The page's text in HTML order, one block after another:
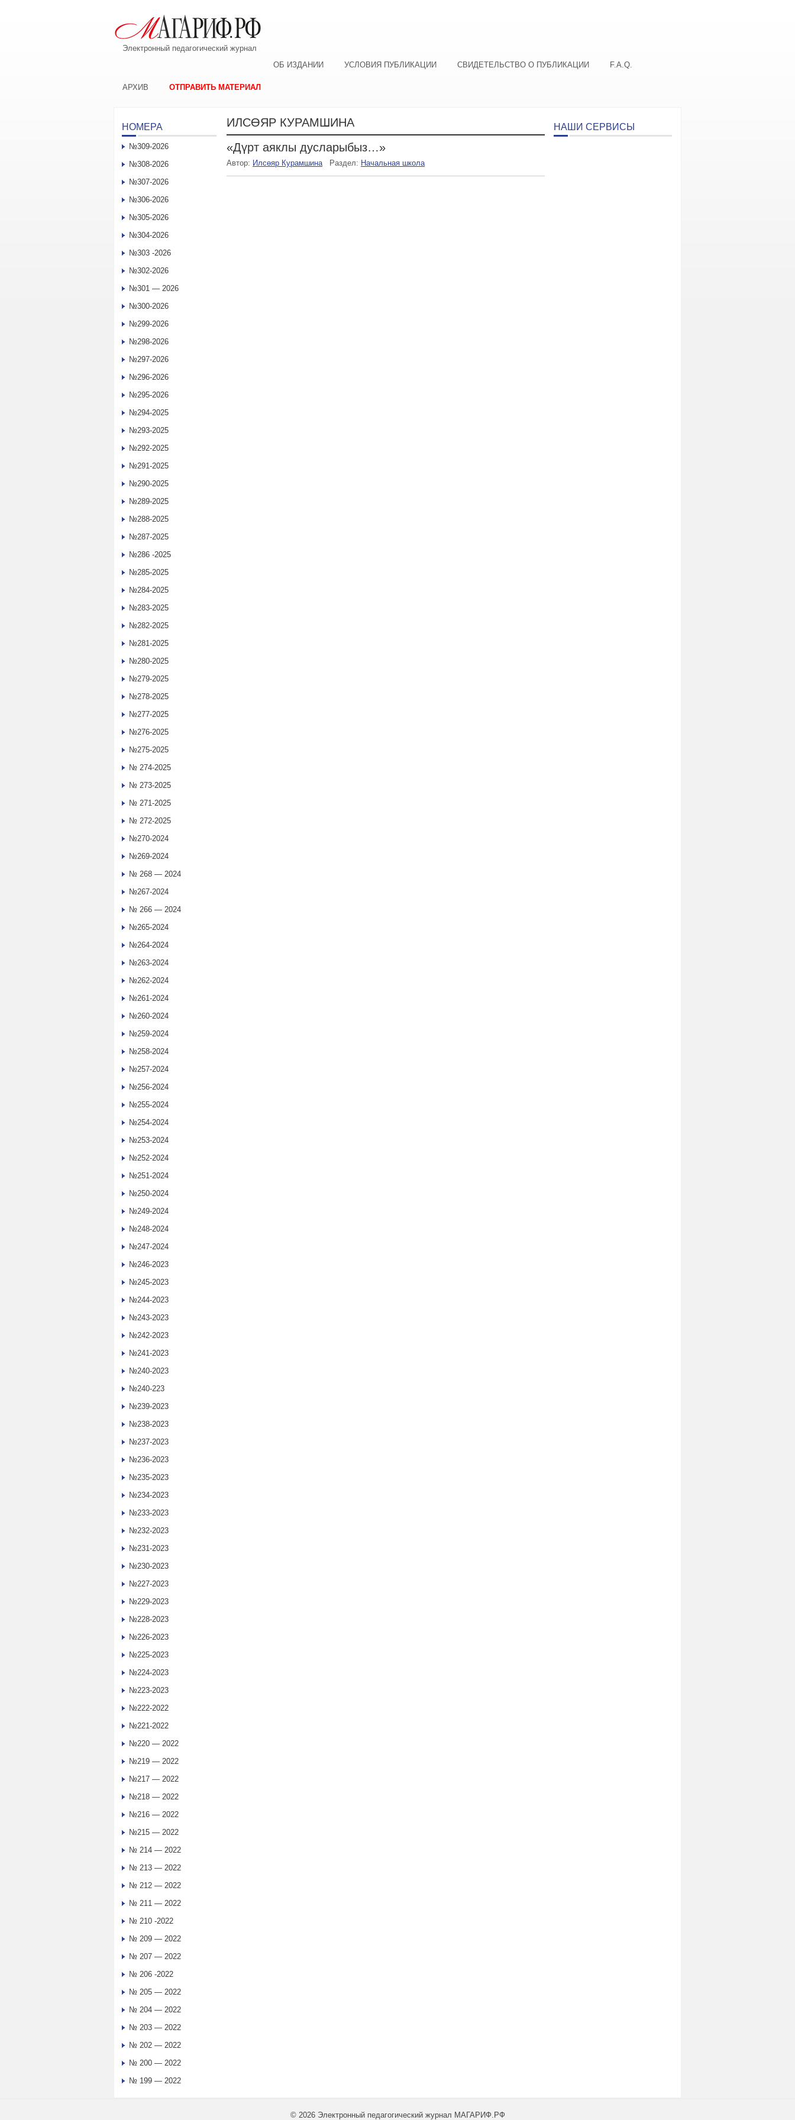
Электронный педагогический журнал
ОБ ИЗДАНИИ
УСЛОВИЯ ПУБЛИКАЦИИ СВИДЕТЕЛЬСТВО О ПУБЛИКАЦИИ F.A.Q.
АРХИВ ОТПРАВИТЬ МАТЕРИАЛ
ИЛСӨЯР КУРАМШИНА
«Дүрт аяклы дусларыбыз…»
Автор: Илсөяр Курамшина Раздел: Начальная школа
НОМЕРА
№309-2026
№308-2026
№307-2026
№306-2026
№305-2026
№304-2026
№303 -2026
№302-2026
№301 — 2026
№300-2026
№299-2026
№298-2026
№297-2026
№296-2026
№295-2026
№294-2025
№293-2025
№292-2025
№291-2025
№290-2025
№289-2025
№288-2025
№287-2025
№286 -2025
№285-2025
№284-2025
№283-2025
№282-2025
№281-2025
№280-2025
№279-2025
№278-2025
№277-2025
№276-2025
№275-2025
№ 274-2025
№ 273-2025
№ 271-2025
№ 272-2025
№270-2024
№269-2024
№ 268 — 2024
№267-2024
№ 266 — 2024
№265-2024
№264-2024
№263-2024
№262-2024
№261-2024
№260-2024
№259-2024
№258-2024
№257-2024
№256-2024
№255-2024
№254-2024
№253-2024
№252-2024
№251-2024
№250-2024
№249-2024
№248-2024
№247-2024
№246-2023
№245-2023
№244-2023
№243-2023
№242-2023
№241-2023
№240-2023
№240-223
№239-2023
№238-2023
№237-2023
№236-2023
№235-2023
№234-2023
№233-2023
№232-2023
№231-2023
№230-2023
№227-2023
№229-2023
№228-2023
№226-2023
№225-2023
№224-2023
№223-2023
№222-2022
№221-2022
№220 — 2022
№219 — 2022
№217 — 2022
№218 — 2022
№216 — 2022
№215 — 2022
№ 214 — 2022
№ 213 — 2022
№ 212 — 2022
№ 211 — 2022
№ 210 -2022
№ 209 — 2022
№ 207 — 2022
№ 206 -2022
№ 205 — 2022
№ 204 — 2022
№ 203 — 2022
№ 202 — 2022
№ 200 — 2022
№ 199 — 2022
НАШИ СЕРВИСЫ
© 2026 Электронный педагогический журнал МАГАРИФ.РФ